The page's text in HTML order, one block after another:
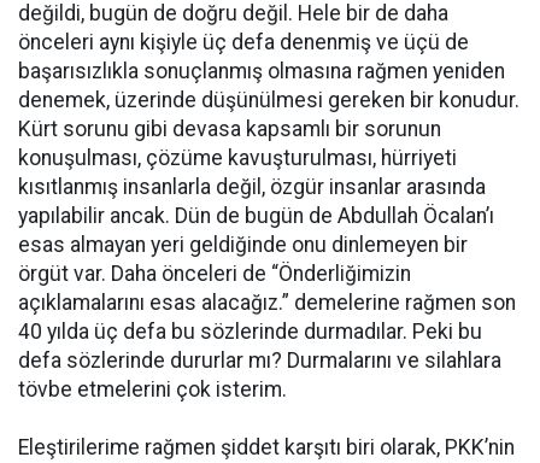
değildi, bugün de doğru değil. Hele bir de daha
önceleri aynı kişiyle üç defa denenmiş ve üçü de
başarısızlıkla sonuçlanmış olmasına rağmen yeniden
denemek, üzerinde düşünülmesi gereken bir konudur.
Kürt sorunu gibi devasa kapsamlı bir sorunun
konuşulması, çözüme kavuşturulması, hürriyeti
kısıtlanmış insanlarla değil, özgür insanlar arasında
yapılabilir ancak. Dün de bugün de Abdullah Öcalan’ı
esas almayan yeri geldiğinde onu dinlemeyen bir
örgüt var. Daha önceleri de “Önderliğimizin
açıklamalarını esas alacağız.” demelerine rağmen son
40 yılda üç defa bu sözlerinde durmadılar. Peki bu
defa sözlerinde dururlar mı? Durmalarını ve silahlara
tövbe etmelerini çok isterim.
Eleştirilerime rağmen şiddet karşıtı biri olarak, PKK’nin